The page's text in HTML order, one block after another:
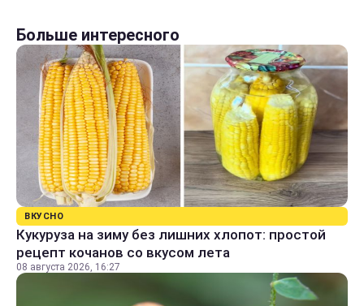
Больше интересного
ВКУСНО
Кукуруза на зиму без лишних хлопот: простой
рецепт кочанов со вкусом лета
08 августа 2026, 16:27